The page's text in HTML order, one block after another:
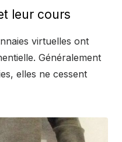
leur cours
virtuelles ont
Généralement
elles ne cessent